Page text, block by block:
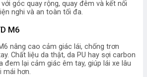
góc quay rộng, quay đêm và kết nối
nghi và an toàn tối đa.
M6
nâng cao cảm giác lái, chống trơn
Chất liệu da thật, da PU hay sợi carbon
đem lại cảm giác êm tay, giúp lái xe lâu
mái hơn.